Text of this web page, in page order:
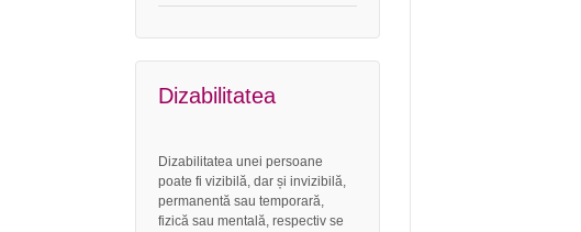
Dizabilitatea
Dizabilitatea unei persoane
poate fi vizibilă, dar și invizibilă,
permanentă sau temporară,
fizică sau mentală, respectiv se